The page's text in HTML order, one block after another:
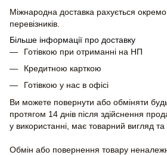
Міжнародна доставка рахується
перевізників.
Більше інформації про доставку
Готівкою при отриманні на НП
Кредитною карткою
Готівкою у нас в офісі
Ви можете повернути або обміняти
протягом 14 днів після здійснення
у використанні, має товарний вигляд та
Обмін або повернення товару